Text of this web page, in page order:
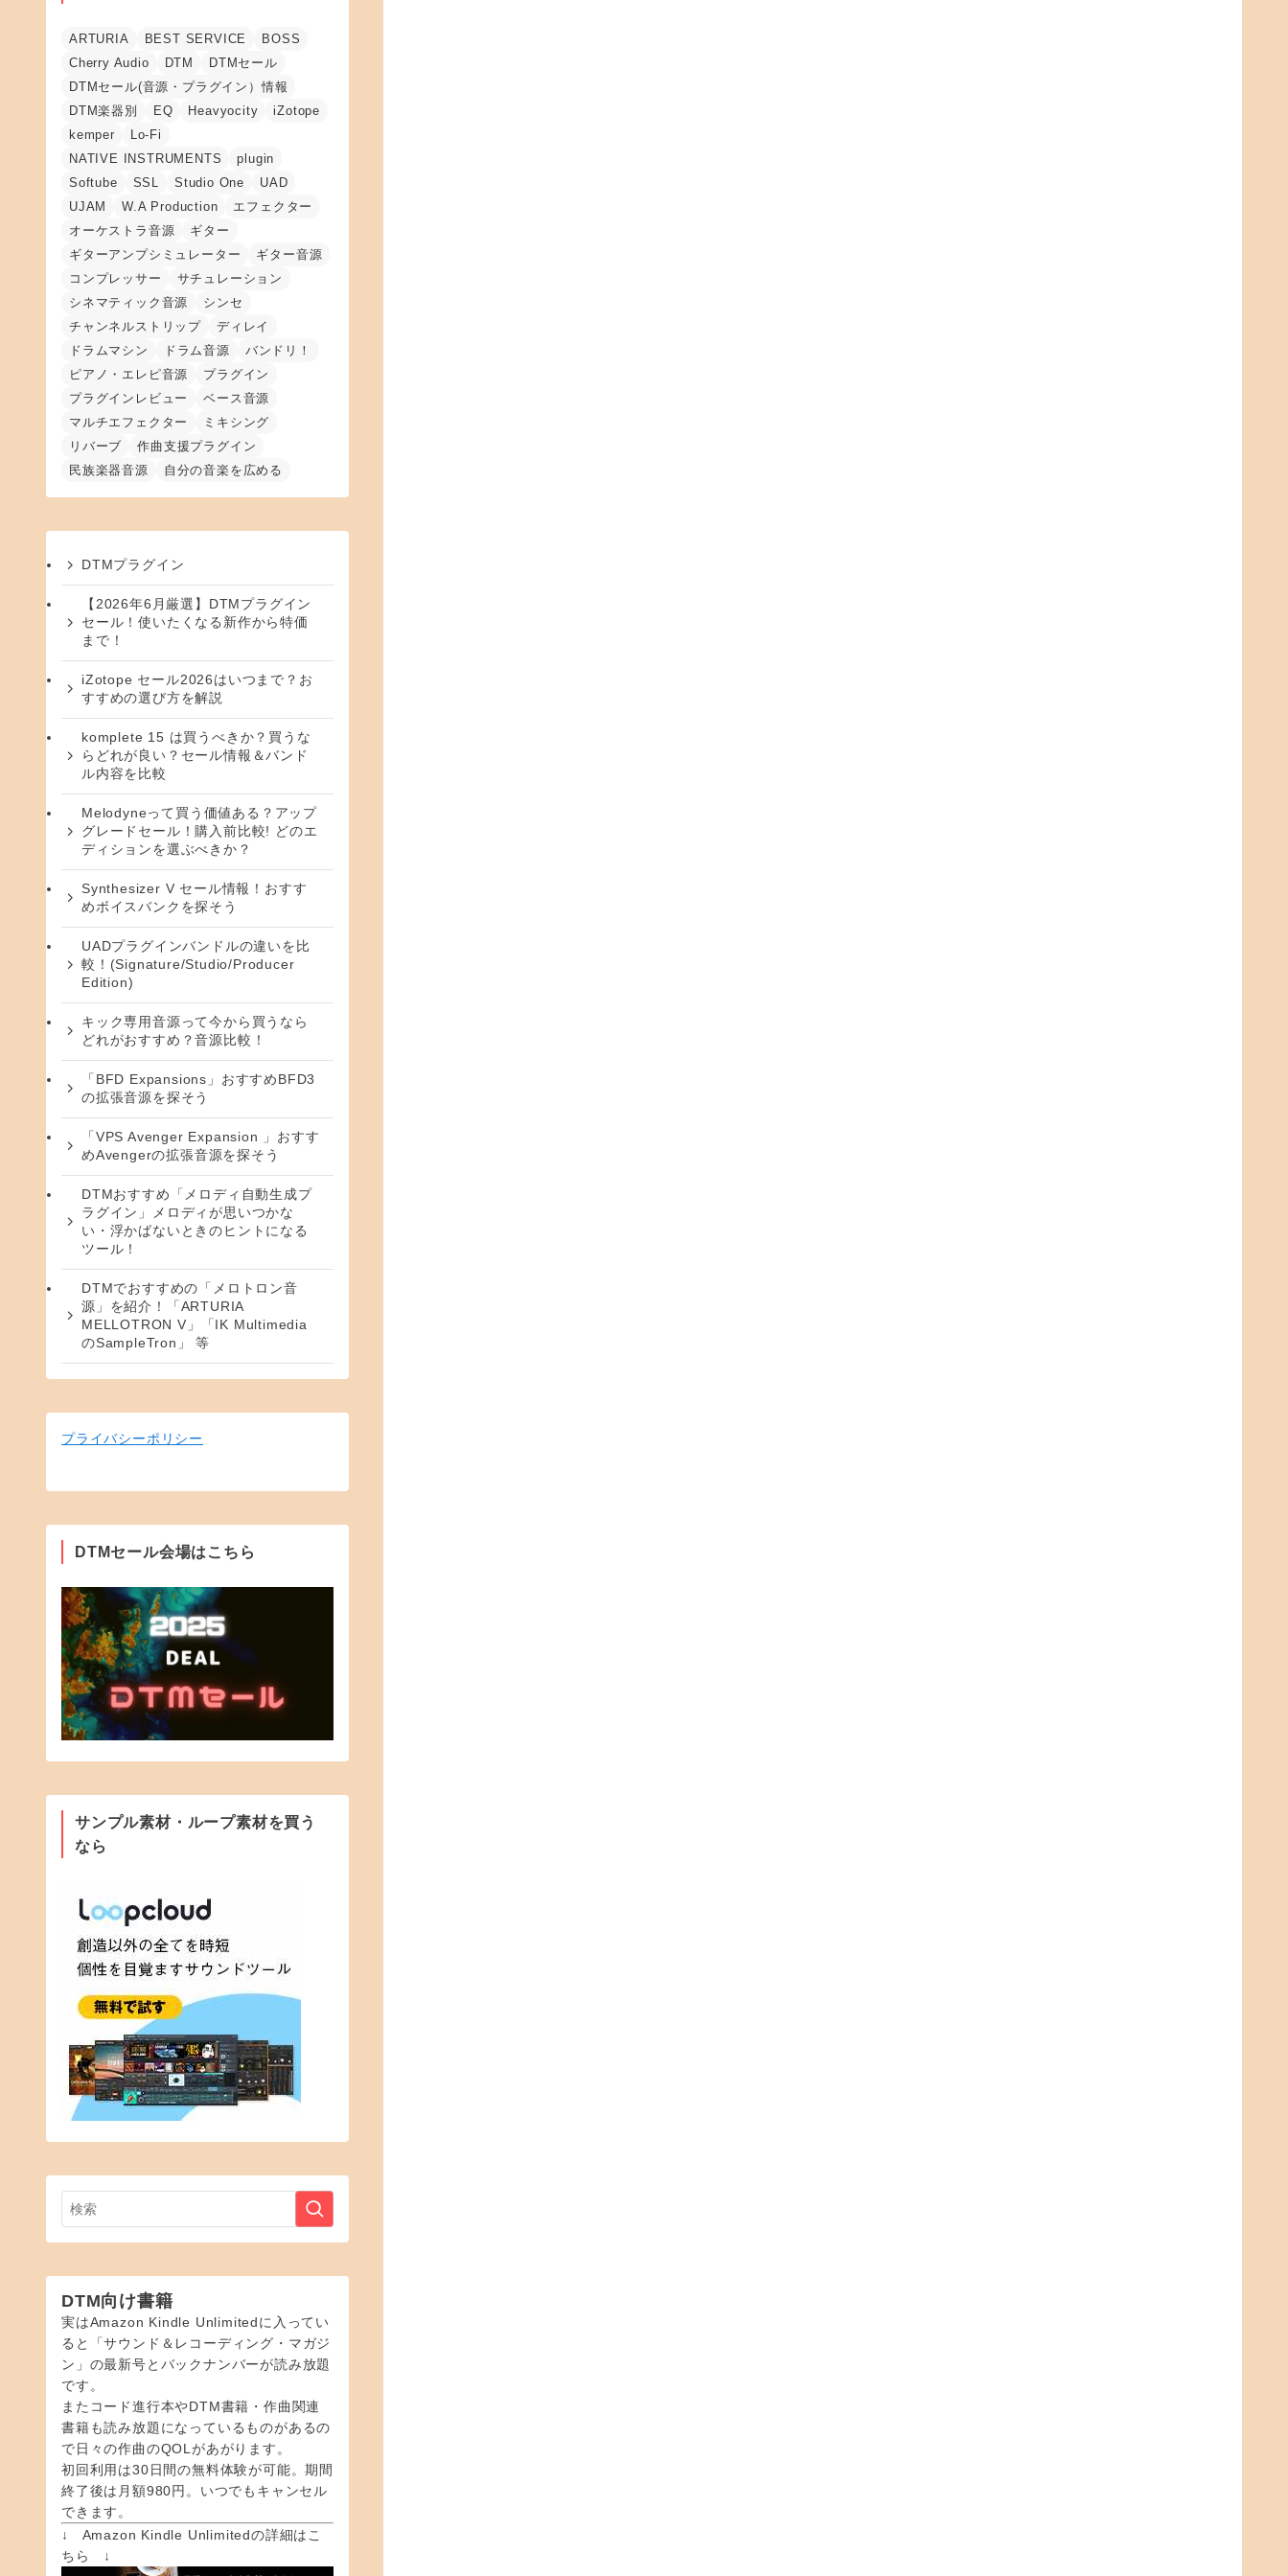
ARTURIA BEST SERVICE
BOSS
Cherry Audio
DTM
DTMセール
DTMセール(音源・プラグイン）情報
DTM楽器別
EQ Heavyocity
iZotope
kemper
Lo-Fi
NATIVE INSTRUMENTS
plugin
Softube
SSL Studio One
UAD
UJAM
W.A Production
エフェクター
オーケストラ音源
ギター
ギターアンプシミュレーター
ギター音源
コンプレッサー
サチュレーション
シネマティック音源
シンセ
チャンネルストリップ
ディレイ
ドラムマシン
ドラム音源
バンドリ！
ピアノ・エレピ音源
プラグイン
プラグインレビュー
ベース音源
マルチエフェクター
ミキシング
リバーブ
作曲支援プラグイン
民族楽器音源
自分の音楽を広める
DTMプラグイン
【2026年6月厳選】DTMプラグイン
セール！使いたくなる新作から特価
まで！
iZotope セール2026はいつまで？お
すすめの選び方を解説
komplete 15 は買うべきか？買うな
らどれが良い？セール情報＆バンド
ル内容を比較
Melodyneって買う価値ある？アップ
グレードセール！購入前比較! どのエ
ディションを選ぶべきか？
Synthesizer V セール情報！おすす
めボイスバンクを探そう
UADプラグインバンドルの違いを比
較！(Signature/Studio/Producer
Edition)
キック専用音源って今から買うなら
どれがおすすめ？音源比較！
「BFD Expansions」おすすめBFD3
の拡張音源を探そう
「VPS Avenger Expansion 」おすす
めAvengerの拡張音源を探そう
DTMおすすめ「メロディ自動生成プ
ラグイン」メロディが思いつかな
い・浮かばないときのヒントになる
ツール！
DTMでおすすめの「メロトロン音
源」を紹介！「ARTURIA
MELLOTRON V」「IK Multimedia
のSampleTron」 等
プライバシーポリシー
DTMセール会場はこちら
サンプル素材・ループ素材を買う
なら
DTM向け書籍
実はAmazon Kindle Unlimitedに入ってい
ると「サウンド＆レコーディング・マガジ
ン」の最新号とバックナンバーが読み放題
です。
またコード進行本やDTM書籍・作曲関連
書籍も読み放題になっているものがあるの
で日々の作曲のQOLがあがります。
初回利用は30日間の無料体験が可能。期間
終了後は月額980円。いつでもキャンセル
できます。
↓ Amazon Kindle Unlimitedの詳細はこ
ちら ↓